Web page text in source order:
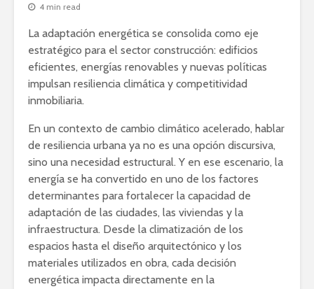
4 min read
La adaptación energética se consolida como eje
estratégico para el sector construcción: edificios
eficientes, energías renovables y nuevas políticas
impulsan resiliencia climática y competitividad
inmobiliaria.
En un contexto de cambio climático acelerado, hablar
de resiliencia urbana ya no es una opción discursiva,
sino una necesidad estructural. Y en ese escenario, la
energía se ha convertido en uno de los factores
determinantes para fortalecer la capacidad de
adaptación de las ciudades, las viviendas y la
infraestructura. Desde la climatización de los
espacios hasta el diseño arquitectónico y los
materiales utilizados en obra, cada decisión
energética impacta directamente en la